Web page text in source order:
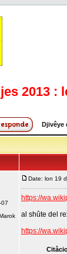
2013 :
Djivêye
Date: lon 19
https://
al shûte del
https://